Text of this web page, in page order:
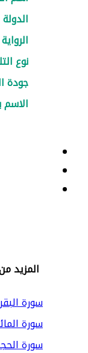
الدولة
الرواية
نوع
جودة
الاسم
المزيد
سورة
سورة
سورة